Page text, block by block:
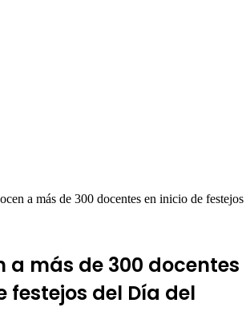
a más de 300 docentes en inicio de festejos
a más de 300 docentes
festejos del Día del